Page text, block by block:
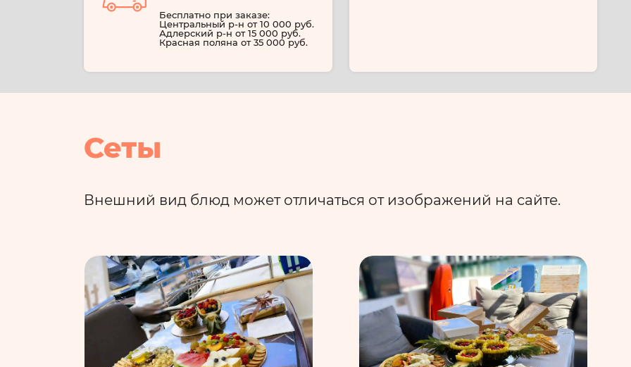
Бесплатно при заказе:
Центральный р-н от 10 000 руб.
Адлерский р-н от 15 000 руб.
Красная поляна от 35 000 руб.
Сеты
Внешний вид блюд может отличаться от изображений на сайте.